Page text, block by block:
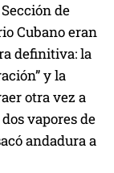
de
Cubano eran
definitiva: la
y la
otra vez a
vapores de
andadura a